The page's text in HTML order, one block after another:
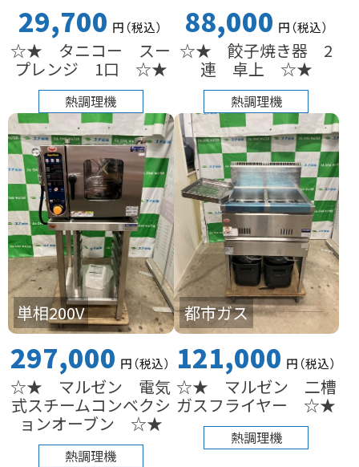
29,700 円（税込）
☆★ タニコー スー
プレンジ 1口 ☆★
熱調理機
88,000 円（税込）
☆★ 餃子焼き器 2
連 卓上 ☆★
熱調理機
単相200V
297,000 円（税込）
☆★ マルゼン 電気
式スチームコンベクシ
ョンオーブン ☆★
熱調理機
都市ガス
121,000 円（税込）
☆★ マルゼン 二槽
ガスフライヤー ☆★
熱調理機